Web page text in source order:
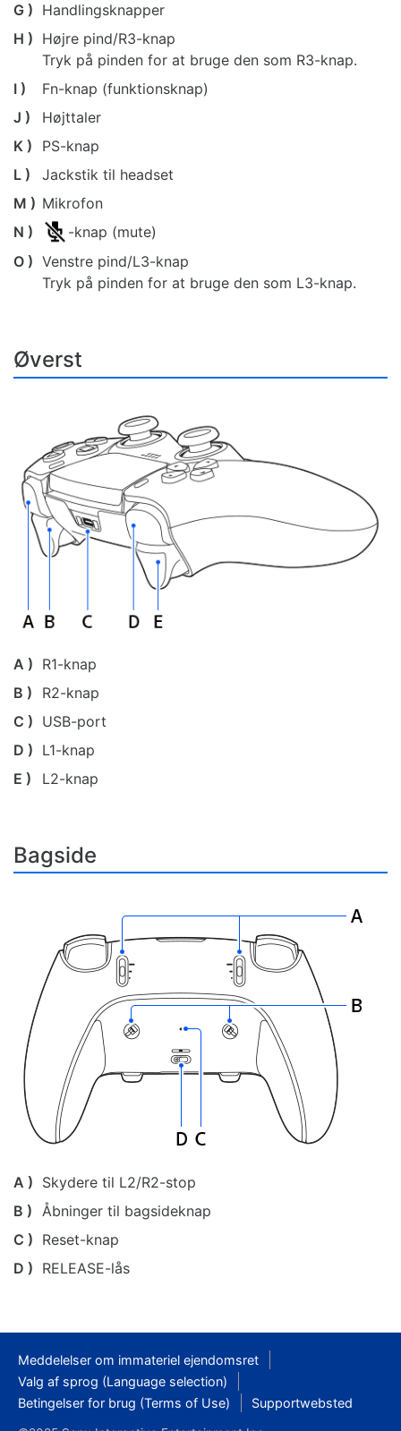
G ) Handlingsknapper
H ) Højre pind/R3-knap
Tryk på pinden for at bruge den som R3-knap.
I )
Fn-knap (funktionsknap)
J )
Højttaler
K )
PS-knap
L )
Jackstik til headset
M ) Mikrofon
N )
-knap (mute)
O ) Venstre pind/L3-knap
Tryk på pinden for at bruge den som L3-knap.
Øverst
A ) R1-knap
B )
R2-knap
C ) USB-port
D ) L1-knap
E )
L2-knap
Bagside
A ) Skydere til L2/R2-stop
B ) Åbninger til bagsideknap
C ) Reset-knap
D ) RELEASE-lås
Meddelelser om immateriel ejendomsret
Valg af sprog (Language selection)
Betingelser for brug (Terms of Use)
Supportwebsted